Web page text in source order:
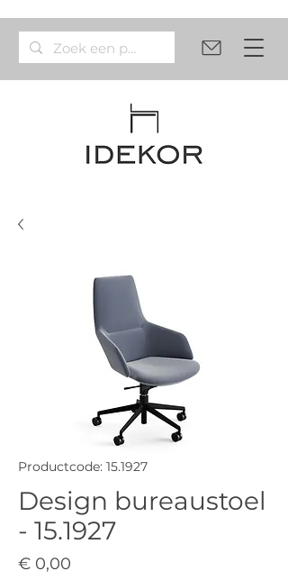
Productcode: 15.1927
Design bureaustoel
- 15.1927
€ 0,00